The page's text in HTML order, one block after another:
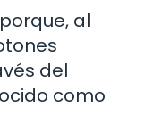
al
del
como